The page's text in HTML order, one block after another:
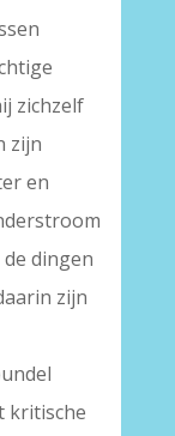
zichzelf
zijn
en
dingen
zijn
kritische